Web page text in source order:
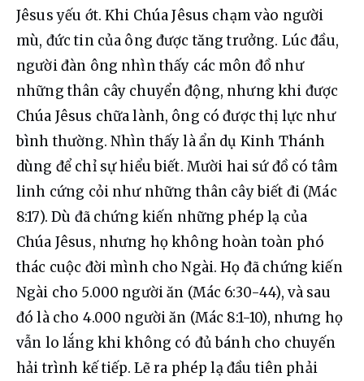
Jêsus yếu ớt. Khi Chúa Jêsus chạm vào người
mù, đức tin của ông được tăng trưởng. Lúc đầu,
người đàn ông nhìn thấy các môn đồ như
những thân cây chuyển động, nhưng khi được
Chúa Jêsus chữa lành, ông có được thị lực như
bình thường. Nhìn thấy là ẩn dụ Kinh Thánh
dùng để chỉ sự hiểu biết. Mười hai sứ đồ có tâm
linh cứng cỏi như những thân cây biết đi (Mác
8:17). Dù đã chứng kiến những phép lạ của
Chúa Jêsus, nhưng họ không hoàn toàn phó
thác cuộc đời mình cho Ngài. Họ đã chứng kiến
Ngài cho 5.000 người ăn (Mác 6:30-44), và sau
đó là cho 4.000 người ăn (Mác 8:1-10), nhưng họ
vẫn lo lắng khi không có đủ bánh cho chuyến
hải trình kế tiếp. Lẽ ra phép lạ đầu tiên phải